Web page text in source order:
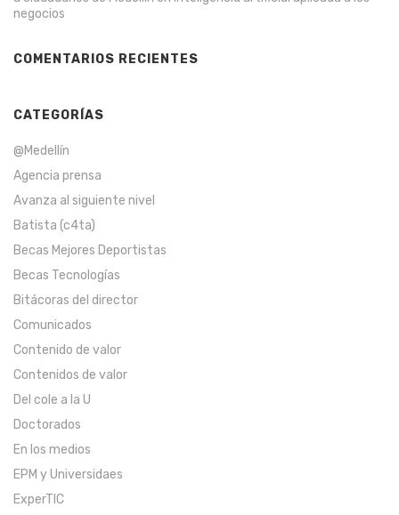
negocios
COMENTARIOS RECIENTES
CATEGORÍAS
@Medellín
Agencia prensa
Avanza al siguiente nivel
Batista (c4ta)
Becas Mejores Deportistas
Becas Tecnologías
Bitácoras del director
Comunicados
Contenido de valor
Contenidos de valor
Del cole a la U
Doctorados
En los medios
EPM y Universidaes
ExperTIC